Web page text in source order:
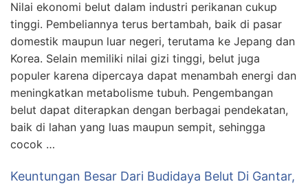
Nilai ekonomi belut dalam industri perikanan cukup
tinggi. Pembeliannya terus bertambah, baik di pasar
domestik maupun luar negeri, terutama ke Jepang dan
Korea. Selain memiliki nilai gizi tinggi, belut juga
populer karena dipercaya dapat menambah energi dan
meningkatkan metabolisme tubuh. Pengembangan
belut dapat diterapkan dengan berbagai pendekatan,
baik di lahan yang luas maupun sempit, sehingga
cocok …
Keuntungan Besar Dari Budidaya Belut Di Gantar,